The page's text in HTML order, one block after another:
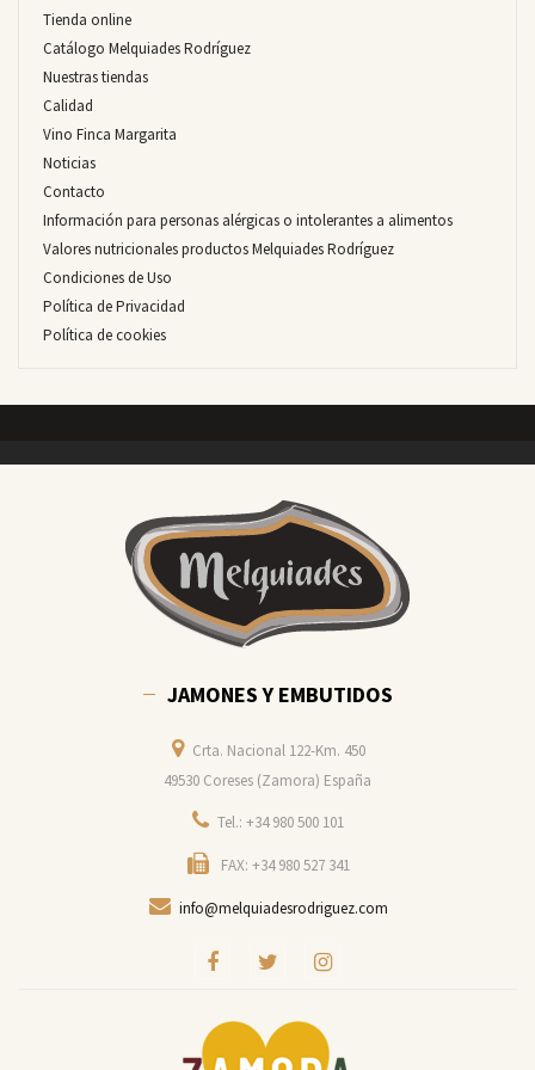
Tienda online
Catálogo Melquiades Rodríguez
Nuestras tiendas
Calidad
Vino Finca Margarita
Noticias
Contacto
Información para personas alérgicas o intolerantes a alimentos
Valores nutricionales productos Melquiades Rodríguez
Condiciones de Uso
Política de Privacidad
Política de cookies
JAMONES Y EMBUTIDOS
Crta. Nacional 122-Km. 450
49530 Coreses (Zamora) España
Tel.: +34 980 500 101
FAX: +34 980 527 341
info@melquiadesrodriguez.com